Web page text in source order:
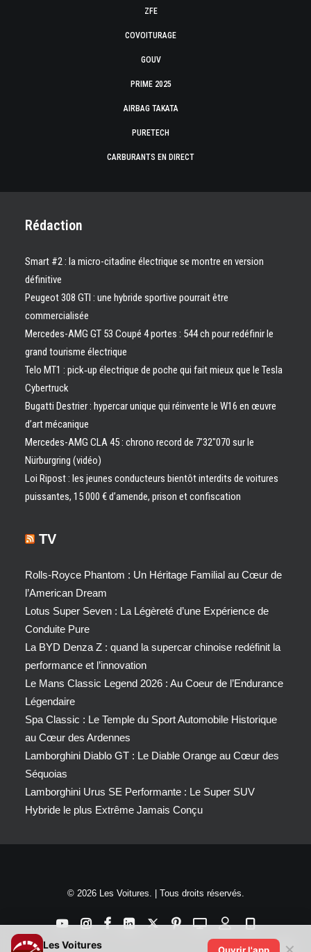
ZFE
COVOITURAGE
GOUV
PRIME 2025
AIRBAG TAKATA
PURETECH
CARBURANTS EN DIRECT
Rédaction
Smart #2 : la micro-citadine électrique se montre en version
définitive
Peugeot 308 GTI : une hybride sportive pourrait être
commercialisée
Mercedes-AMG GT 53 Coupé 4 portes : 544 ch pour redéfinir le
grand tourisme électrique
Telo MT1 : pick‑up électrique de poche qui fait mieux que le Tesla
Cybertruck
Bugatti Destrier : hypercar unique qui réinvente le W16 en œuvre
d’art mécanique
Mercedes-AMG CLA 45 : chrono record de 7’32″070 sur le
Nürburgring (vidéo)
Loi Ripost : les jeunes conducteurs bientôt interdits de voitures
puissantes, 15 000 € d’amende, prison et confiscation
TV
Rolls-Royce Phantom : Un Héritage Familial au Cœur de
l’American Dream
Lotus Super Seven : La Légèreté d’une Expérience de
Conduite Pure
La BYD Denza Z : quand la supercar chinoise redéfinit la
performance et l’innovation
Le Mans Classic Legend 2026 : Au Coeur de l’Endurance
Légendaire
Spa Classic : Le Temple du Sport Automobile Historique
au Cœur des Ardennes
Lamborghini Diablo GT : Le Diable Orange au Cœur des
Séquoias
Lamborghini Urus SE Performante : Le Super SUV
Hybride le plus Extrême Jamais Conçu
© 2026 Les Voitures. | Tous droits réservés.
Les Voitures